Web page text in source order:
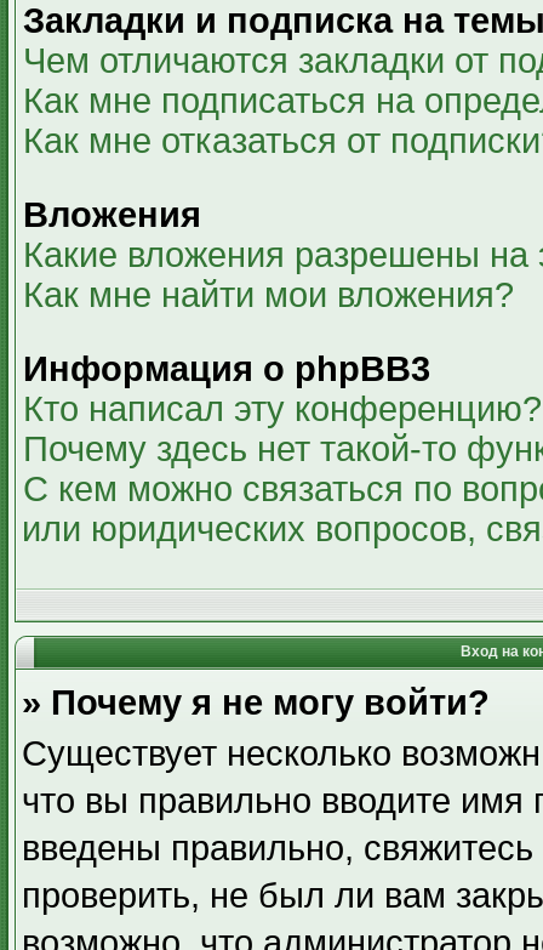
Закладки и подписка на
Чем отличаются закладки от
Как мне подписаться на
Как мне отказаться от
Вложения
Какие вложения разрешены на
Как мне найти мои вложения?
Информация о phpBB3
Кто написал эту конференцию?
Почему здесь нет такой-то
С кем можно связаться по
или юридических вопросов,
Вход на
» Почему я не могу войти?
Существует несколько
что вы правильно вводите
введены правильно,
проверить, не был ли вам